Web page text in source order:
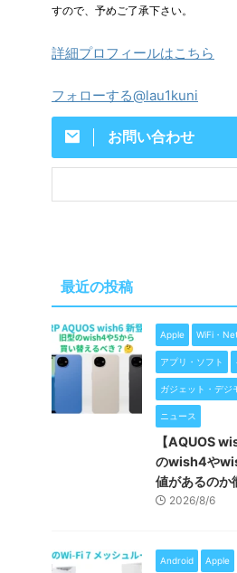
すので、予めご了承下さい。
詳細プロフィールはこちら
フォローする@lau1kuni
お問い合わせ
最近の投稿
Apple WiFi・
アプリ・ソフト
ガジェット・デジ
ニュース
【AQUOS
のwish4や
値があるのか
2026/8/6
Android Apple